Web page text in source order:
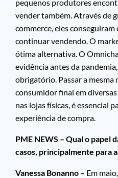
pequenos produtores
vender também. Através de
commerce, eles
continuar vendendo. O
ótima alternativa. O
evidência antes da
obrigatório. Passar a mesma
consumidor final em
nas lojas físicas, é essencial
experiência de compra.
PME NEWS – Qual o papel
casos, principalmente para
Vanessa Bonanno – Em